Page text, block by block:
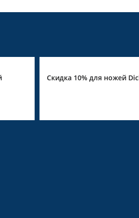
Скидка 10% на Giesser